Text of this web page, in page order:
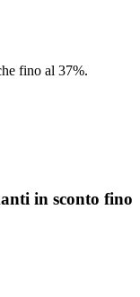
fino al 37%.
in sconto fino